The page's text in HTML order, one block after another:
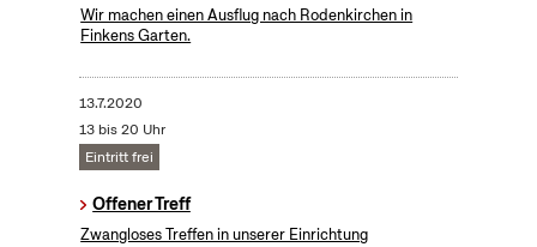
Wir machen einen Ausflug nach Rodenkirchen in
Finkens Garten.
13.7.2020
13 bis 20 Uhr
Eintritt frei
Offener Treff
Zwangloses Treffen in unserer Einrichtung